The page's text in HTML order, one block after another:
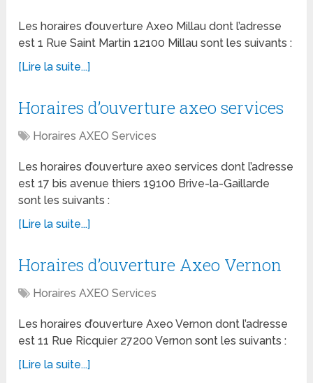
Les horaires d’ouverture Axeo Millau dont l’adresse
est 1 Rue Saint Martin 12100 Millau sont les suivants :
[Lire la suite...]
Horaires d’ouverture axeo services
Horaires AXEO Services
Les horaires d’ouverture axeo services dont l’adresse
est 17 bis avenue thiers 19100 Brive-la-Gaillarde
sont les suivants :
[Lire la suite...]
Horaires d’ouverture Axeo Vernon
Horaires AXEO Services
Les horaires d’ouverture Axeo Vernon dont l’adresse
est 11 Rue Ricquier 27200 Vernon sont les suivants :
[Lire la suite...]